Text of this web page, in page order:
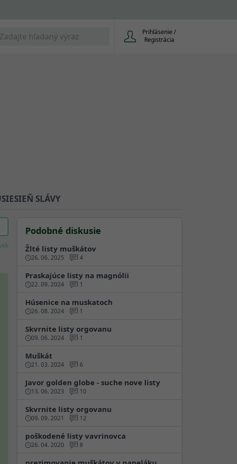
Prihlásenie /
Registrácia
SIEŇ SLÁVY
Podobné diskusie
Žlté listy muškátov
26. 06. 2025 4
Praskajúce listy na magnólii
22. 09. 2024 1
Húsenice na muskatoch
26. 08. 2024 1
Skvrnite listy orgovanu
09. 06. 2024 1
Muškát
21. 03. 2024 6
Javor golden globe - suche nove listy
13. 06. 2023 10
Skvrnite listy orgovanu
09. 09. 2021 12
poškodené listy vavrinovca
26. 04. 2020 8